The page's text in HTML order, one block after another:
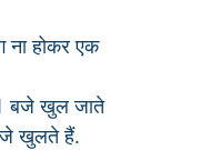
ना होकर एक
बजे खुल जाते
खुलते हैं.